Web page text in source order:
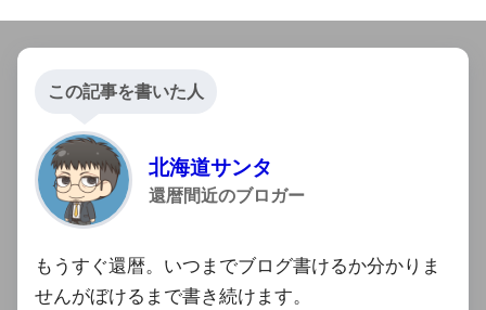
この記事を書いた人
北海道サンタ
還暦間近のブロガー
もうすぐ還暦。いつまでブログ書けるか分かりま
せんがぼけるまで書き続けます。